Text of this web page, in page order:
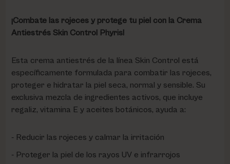
¡Combate las rojeces y protege tu piel con la Crema
Antiestrés Skin Control Phyris!
Esta crema antiestrés de la línea Skin Control está
específicamente formulada para combatir las rojeces,
proteger e hidratar la piel seca, normal y sensible. Su
exclusiva mezcla de ingredientes activos, que incluye
regaliz, vitamina E y aceites botánicos, ayuda a:
Reducir las rojeces y calmar la irritación
Proteger la piel de los rayos UV e infrarrojos